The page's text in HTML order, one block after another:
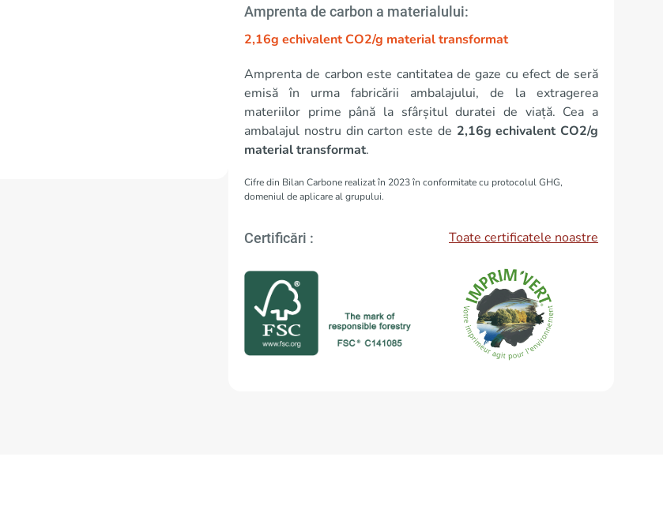
Amprenta de carbon a materialului:
2,16g echivalent CO2/g material transformat
Amprenta de carbon este cantitatea de gaze cu efect de seră
emisă în urma fabricării ambalajului, de la extragerea
materiilor prime până la sfârșitul duratei de viață. Cea a
ambalajul nostru din carton este de 2,16g echivalent CO2/g
material transformat.
Cifre din Bilan Carbone realizat în 2023 în conformitate cu protocolul GHG,
domeniul de aplicare al grupului.
Certificări : Toate certificatele noastre